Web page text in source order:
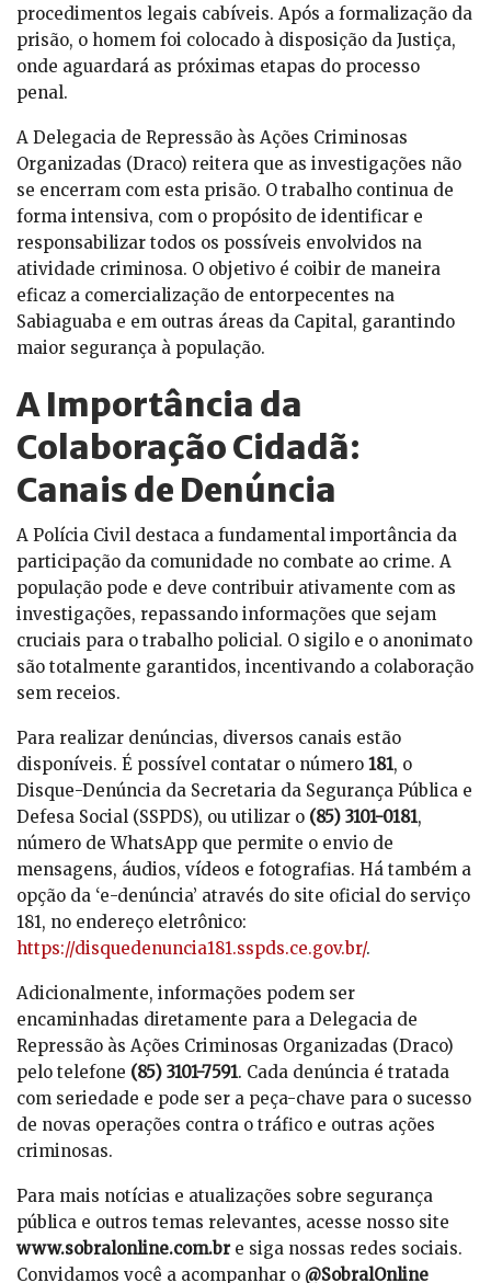
procedimentos legais cabíveis. Após a formalização da
prisão, o homem foi colocado à disposição da Justiça,
onde aguardará as próximas etapas do processo
penal.
A Delegacia de Repressão às Ações Criminosas
Organizadas (Draco) reitera que as investigações não
se encerram com esta prisão. O trabalho continua de
forma intensiva, com o propósito de identificar e
responsabilizar todos os possíveis envolvidos na
atividade criminosa. O objetivo é coibir de maneira
eficaz a comercialização de entorpecentes na
Sabiaguaba e em outras áreas da Capital, garantindo
maior segurança à população.
A Importância da
Colaboração Cidadã:
Canais de Denúncia
A Polícia Civil destaca a fundamental importância da
participação da comunidade no combate ao crime. A
população pode e deve contribuir ativamente com as
investigações, repassando informações que sejam
cruciais para o trabalho policial. O sigilo e o anonimato
são totalmente garantidos, incentivando a colaboração
sem receios.
Para realizar denúncias, diversos canais estão
disponíveis. É possível contatar o número 181, o
Disque-Denúncia da Secretaria da Segurança Pública e
Defesa Social (SSPDS), ou utilizar o (85) 3101-0181,
número de WhatsApp que permite o envio de
mensagens, áudios, vídeos e fotografias. Há também a
opção da ‘e-denúncia’ através do site oficial do serviço
181, no endereço eletrônico:
https://disquedenuncia181.sspds.ce.gov.br/.
Adicionalmente, informações podem ser
encaminhadas diretamente para a Delegacia de
Repressão às Ações Criminosas Organizadas (Draco)
pelo telefone (85) 3101-7591. Cada denúncia é tratada
com seriedade e pode ser a peça-chave para o sucesso
de novas operações contra o tráfico e outras ações
criminosas.
Para mais notícias e atualizações sobre segurança
pública e outros temas relevantes, acesse nosso site
www.sobralonline.com.bre siga nossas redes sociais.
Convidamos você a acompanhar o @SobralOnline